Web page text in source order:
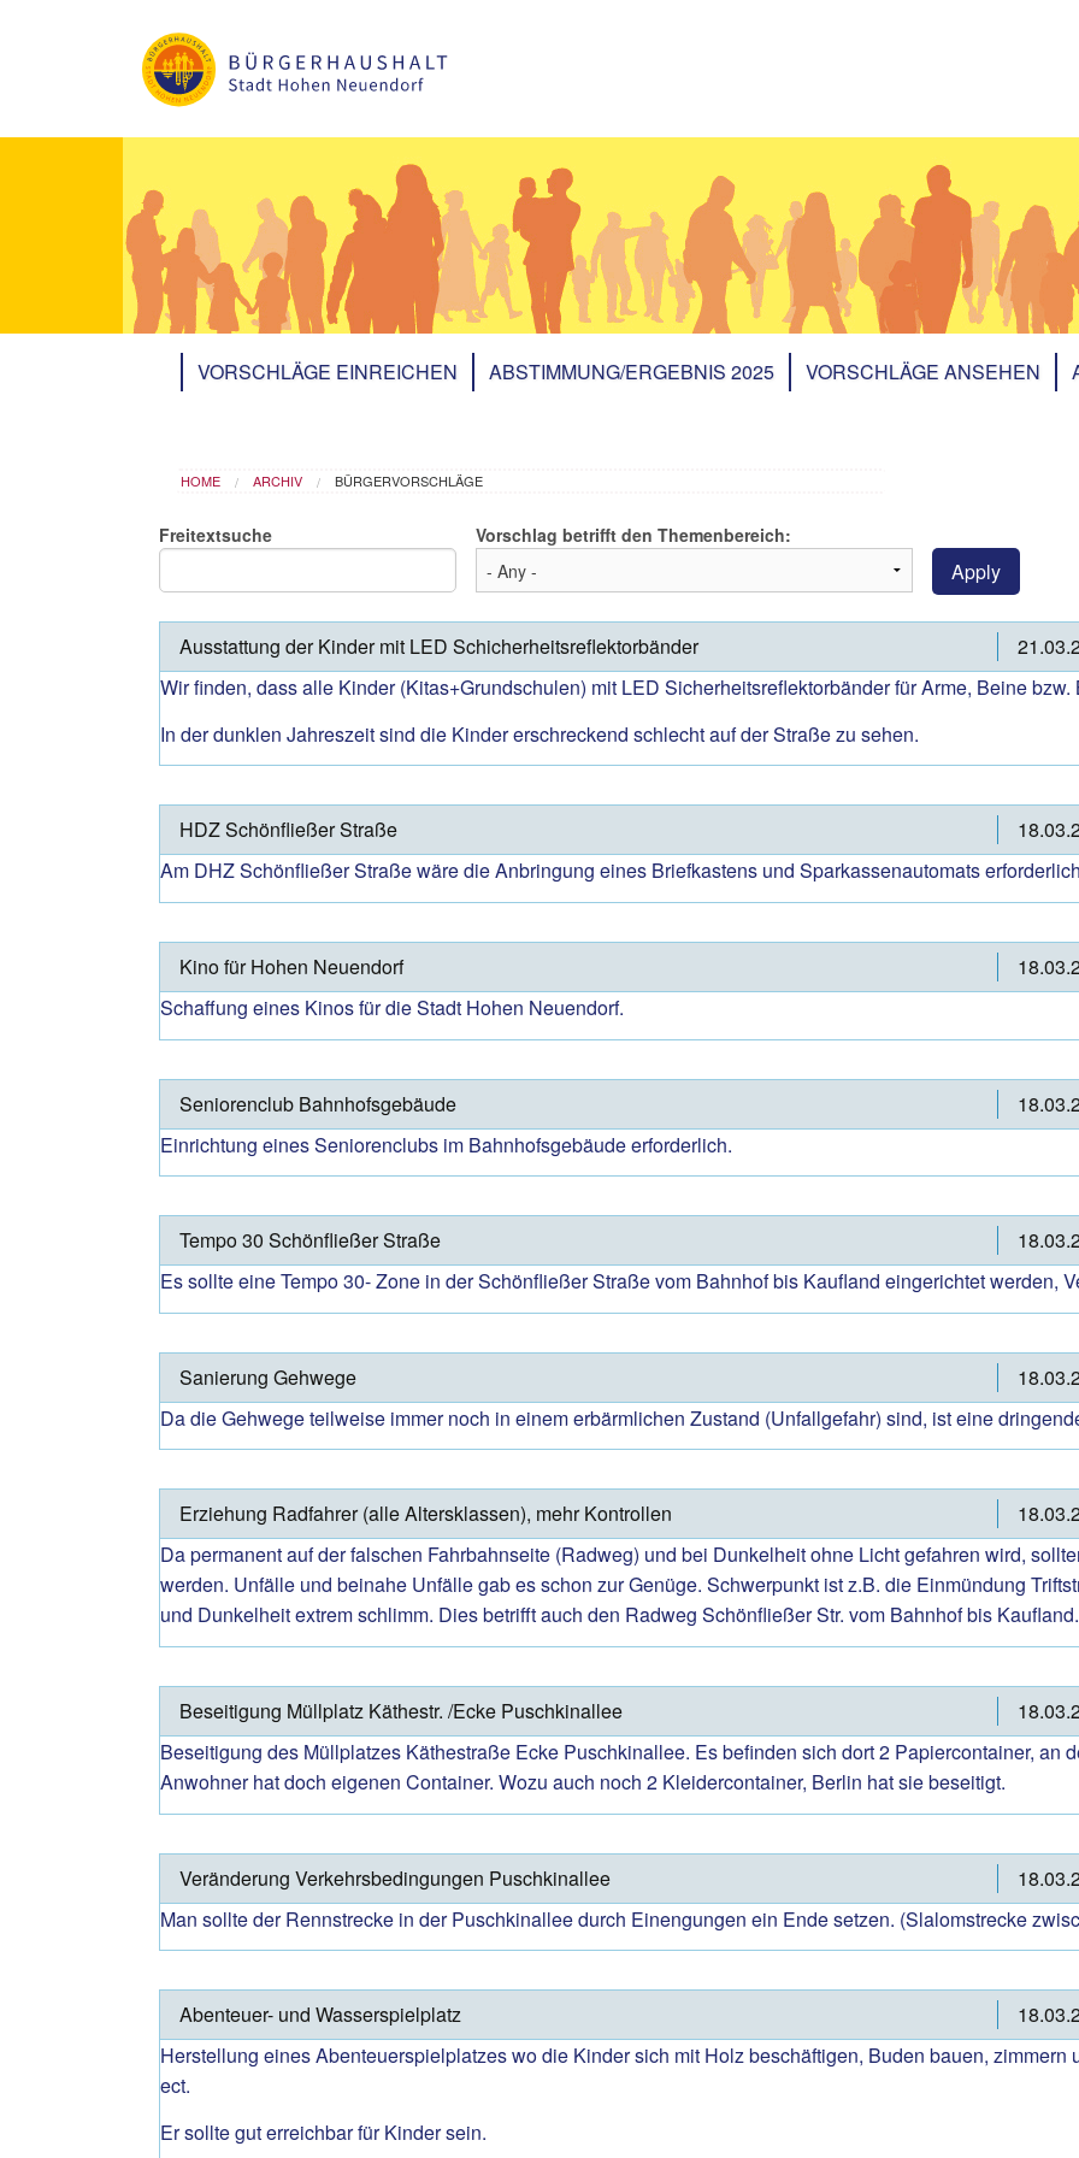
VORSCHLÄGE EINREICHEN ABSTIMMUNG/ERGEBNIS 2025 VORSCHLÄGE ANSEHEN
You are here
HOME ARCHIV BÜRGERVORSCHLÄGE
Freitextsuche Vorschlag betrifft den Themenbereich:
Apply
Ausstattung der Kinder mit LED Schicherheitsreflektorbänder
Wir finden, dass alle Kinder (Kitas+Grundschulen) mit LED Sicherheitsreflektorbänder für Arme, Beine
In der dunklen Jahreszeit sind die Kinder erschreckend schlecht auf der Straße zu sehen.
HDZ Schönfließer Straße
Am DHZ Schönfließer Straße wäre die Anbringung eines Briefkastens und Sparkassenautomats
Kino für Hohen Neuendorf
Schaffung eines Kinos für die Stadt Hohen Neuendorf.
Seniorenclub Bahnhofsgebäude
Einrichtung eines Seniorenclubs im Bahnhofsgebäude erforderlich.
Tempo 30 Schönfließer Straße
Es sollte eine Tempo 30- Zone in der Schönfließer Straße vom Bahnhof bis Kaufland eingerichtet werden,
Sanierung Gehwege
Da die Gehwege teilweise immer noch in einem erbärmlichen Zustand (Unfallgefahr) sind, ist eine
Erziehung Radfahrer (alle Altersklassen), mehr Kontrollen
Da permanent auf der falschen Fahrbahnseite (Radweg) und bei Dunkelheit ohne Licht gefahren wird,
werden. Unfälle und beinahe Unfälle gab es schon zur Genüge. Schwerpunkt ist z.B. die Einmündung
und Dunkelheit extrem schlimm. Dies betrifft auch den Radweg Schönfließer Str. vom Bahnhof bis Kaufland.
Beseitigung Müllplatz Käthestr. /Ecke Puschkinallee
Beseitigung des Müllplatzes Käthestraße Ecke Puschkinallee. Es befinden sich dort 2 Papiercontainer, an
Anwohner hat doch eigenen Container. Wozu auch noch 2 Kleidercontainer, Berlin hat sie beseitigt.
Veränderung Verkehrsbedingungen Puschkinallee
Man sollte der Rennstrecke in der Puschkinallee durch Einengungen ein Ende setzen. (Slalomstrecke
Abenteuer- und Wasserspielplatz
Herstellung eines Abenteuerspielplatzes wo die Kinder sich mit Holz beschäftigen, Buden bauen, zimmern
ect.
Er sollte gut erreichbar für Kinder sein.